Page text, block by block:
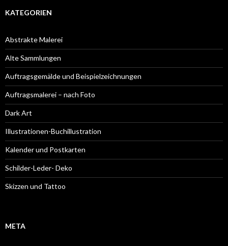
KATEGORIEN
Abstrakte Malerei
Alte Sammlungen
Auftragsgemälde und Beispielzeichnungen
Auftragsmalerei – nach Foto
Dark Art
Illustrationen-Buchillustration
Kalender und Postkarten
Schilder-Leder- Deko
Skizzen und Tattoo
META